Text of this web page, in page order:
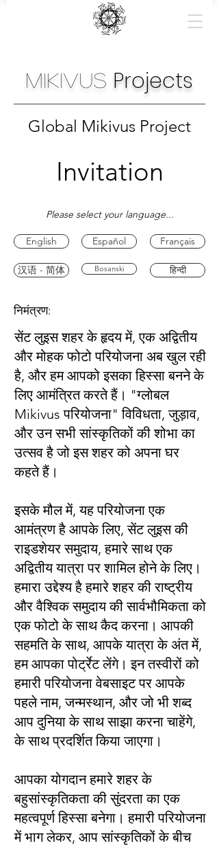
Mikivus Projects
Global Mikivus Project
Invitation
Please select your language...
English Español Français
汉语 - 简体 Bosanski हिन्दी
निमंत्रण:
सेंट लुइस शहर के हृदय में, एक अद्वितीय
और मोहक फोटो परियोजना अब खुल रही
है, और हम आपको इसका हिस्सा बनने के
लिए आमंत्रित करते हैं। "ग्लोबल
Mikivus परियोजना" विविधता, जुड़ाव,
और उन सभी सांस्कृतिकों की शोभा का
उत्सव है जो इस शहर को अपना घर
कहते हैं।
इसके मौल में, यह परियोजना एक
आमंत्रण है आपके लिए, सेंट लुइस की
राइडशेयर समुदाय, हमारे साथ एक
अद्वितीय यात्रा पर शामिल होने के लिए।
हमारा उद्देश्य है हमारे शहर की राष्ट्रीय
और वैश्विक समुदाय की सार्वभौमिकता को
एक फोटो के साथ कैद करना। आपकी
सहमति के साथ, आपके यात्रा के अंत में,
हम आपका पोर्ट्रेट लेंगे। इन तस्वीरों को
हमारी परियोजना वेबसाइट पर आपके
पहले नाम, जन्मस्थान, और जो भी शब्द
आप दुनिया के साथ साझा करना चाहेंगे,
के साथ प्रदर्शित किया जाएगा।
आपका योगदान हमारे शहर के
बहुसांस्कृतिकता की सुंदरता का एक
महत्वपूर्ण हिस्सा बनेगा। हमारी परियोजना
में भाग लेकर, आप सांस्कृतिकों के बीच